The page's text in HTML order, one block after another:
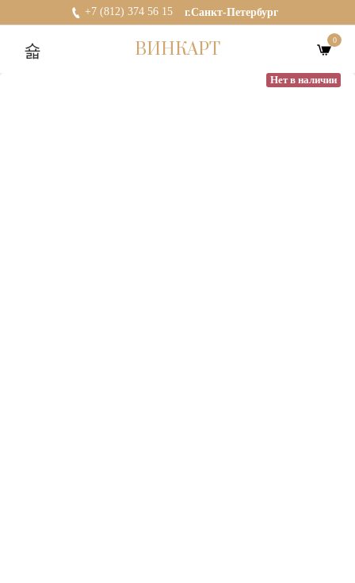
+7 (812) 374 56 15 г.Санкт-Петербург
ВИНКАРТ 0
Нет в наличии